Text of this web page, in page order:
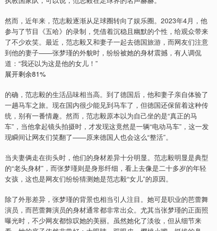
然而，近年来，范志毅逐渐从足球圈转向了娱乐圈。2023年4月，他
参与了节目《五哈》的录制，凭借着沉稳且幽默的个性，给观众带来
了不少欢笑。最近，范志毅又和妻子一起去德国旅游，而网友们注意
到他的妻子——张梦瑾的外貌时，纷纷被她的身材震撼，有人调侃
道：“我还以为这是他的女儿！”
展开剩余81%
的确，范志毅的生活品味相当高。到了德国后，他和妻子亲自体验了
一趟马车之旅。现在国内很少能见到马车了，但德国还保留着这种传
统，别有一番情趣。然而，范志毅原本以为自己坐的是“真正的马
车”，当他拿起镜头拍摄时，才发现这竟然是一辆“电动马车”，这一发
现瞬间让网友们笑翻了——原来德国人也会这么“整活”。
当夫妻俩走在街头时，他们的身材差异十分明显。范志毅明显是典型
的“老头身材”，而张梦瑾则是身形纤细，看上去像是二十多岁的年轻
女孩，这也是网友们纷纷猜测她是范志毅“女儿”的原因。
除了外形差异，张梦瑾的背景也相当引人注目。她可是职业的芭蕾舞
演员，而芭蕾舞演员的身材通常都非常出众。尤其当张梦瑾的正面照
曝光时，不少网友都惊叹她的美丽。虽然她化了淡妆，但从细节来